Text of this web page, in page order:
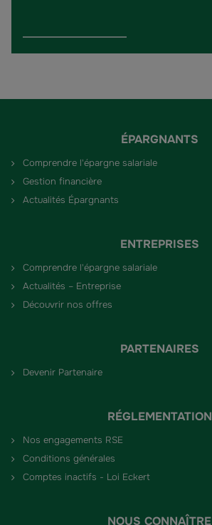
ÉPARGNANTS
Comprendre l'épargne salariale
Gestion financière
Actualités Épargnants
ENTREPRISES
Comprendre l'épargne salariale
Actualités – Entreprise
Découvrir nos offres
PARTENAIRES
Devenir Partenaire
RÉGLEMENTATION
Nos engagements RSE
Conditions générales
Comptes inactifs - Loi Eckert
NOUS CONNAÎTRE